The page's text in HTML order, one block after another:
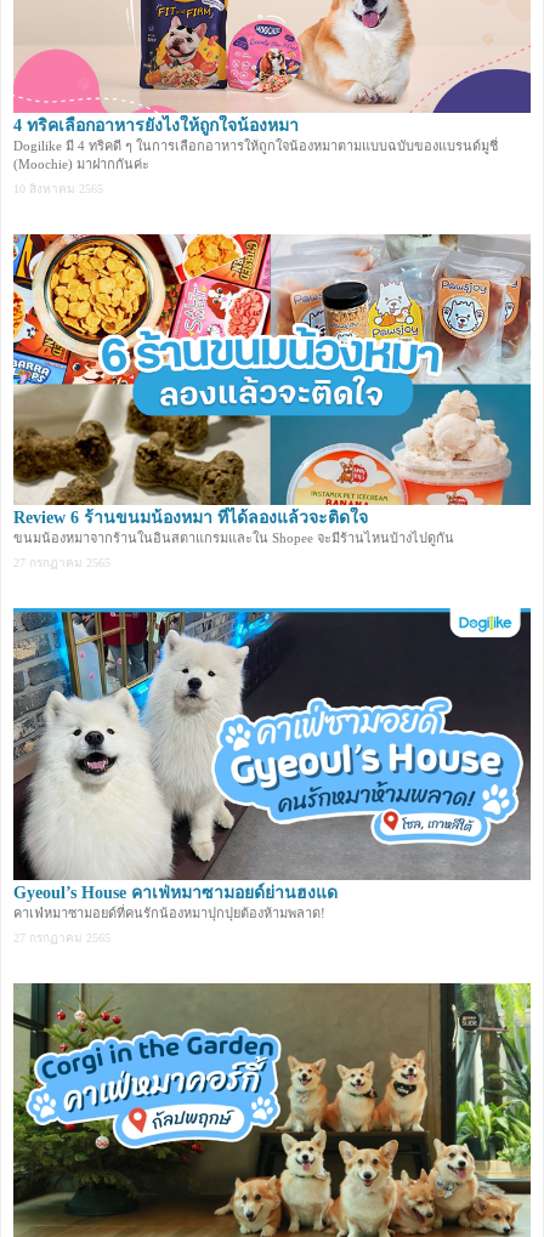
4 ทริคเลือกอาหารยังไงให้ถูกใจน้องหมา
Dogilike มี 4 ทริคดี ๆ ในการเลือกอาหารให้ถูกใจน้องหมาตามแบบฉบับของแบรนด์มูชี่
(Moochie) มาฝากกันค่ะ
10 สิงหาคม 2565
Review 6 ร้านขนมน้องหมา ที่ได้ลองแล้วจะติดใจ
ขนมน้องหมาจากร้านในอินสตาแกรมและใน Shopee จะมีร้านไหนบ้างไปดูกัน
27 กรกฏาคม 2565
Gyeoul’s House คาเฟ่หมาซามอยด์ย่านฮงแด
คาเฟ่หมาซามอยด์ที่คนรักน้องหมาปุกปุยต้องห้ามพลาด!
27 กรกฏาคม 2565